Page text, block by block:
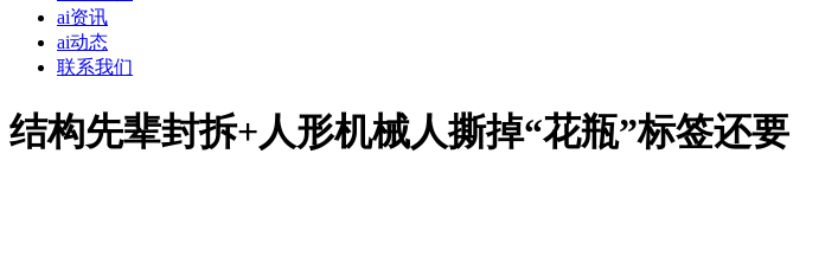
ai资讯
ai动态
联系我们
结构先辈封拆+人形机械人撕掉“花瓶”标签还要